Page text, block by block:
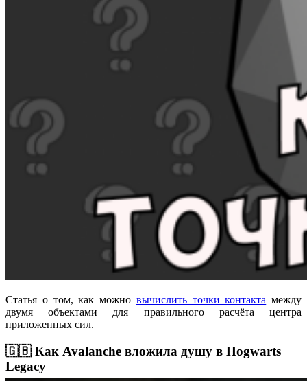
Статья о том, как можно вычислить точки контакта между
двумя объектами для правильного расчёта центра
приложенных сил.
🇬🇧 Как Avalanche вложила душу в Hogwarts
Legacy